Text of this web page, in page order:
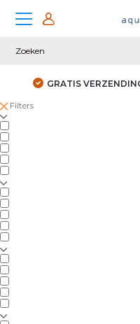
GRATIS
Filters